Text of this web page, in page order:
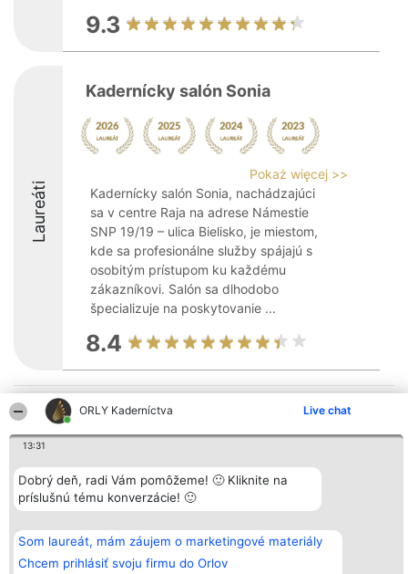
ORLY Kaderníctva Live chat
13:31
Dobrý deň, radi Vám pomôžeme! 🙂 Kliknite na
príslušnú tému konverzácie! 🙂
Som laureát, mám záujem o marketingové materiály
Chcem prihlásiť svoju firmu do Orlov
9.3
Laureáti
Kadernícky salón Sonia
Pokaż więcej >>
Kadernícky salón Sonia, nachádzajúci
sa v centre Raja na adrese Námestie
SNP 19/19 – ulica Bielisko, je miestom,
kde sa profesionálne služby spájajú s
osobitým prístupom ku každému
zákazníkovi. Salón sa dlhodobo
špecializuje na poskytovanie ...
8.4
Organizátor hodnotenia
Bright Side Solutions sp. z o.
o. sp. k.
ul. Ruska 22
KRS 0000749100 | Regon
381313360 | NIP 8943132676
+48 508 492 400
Lista
Podmienky
Obchodné
podmienky
ochrany
osobných
údajov
Kontakt